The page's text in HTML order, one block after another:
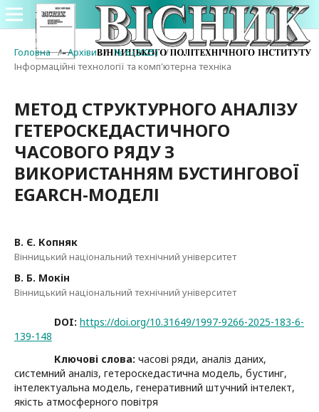
Головна / Архіви / № 6 (2025) /
Інформаційні технології та комп'ютерна техніка
МЕТОД СТРУКТУРНОГО АНАЛІЗУ
ГЕТЕРОСКЕДАСТИЧНОГО
ЧАСОВОГО РЯДУ З
ВИКОРИСТАННЯМ БУСТИНГОВОЇ
EGARCH-МОДЕЛІ
В. Є. Копняк
Вінницький національний технічний університет
В. Б. Мокін
Вінницький національний технічний університет
DOI: https://doi.org/10.31649/1997-9266-2025-183-6-
139-148
Ключові слова: часові ряди, аналіз даних,
системний аналіз, гетероскедастична модель, бустинг,
інтелектуальна модель, генеративний штучний інтелект,
якість атмосферного повітря